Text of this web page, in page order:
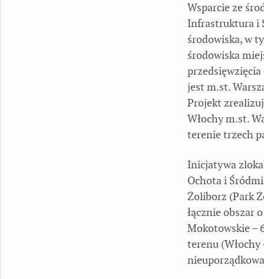
Wsparcie ze
Infrastruktura i
środowiska, w
środowiska
jest m.st.
Projekt
Włochy m.st.
terenie trzech
Inicjatywa
Ochota i
Żoliborz (Park
łącznie obszar
Mokotowskie –
terenu